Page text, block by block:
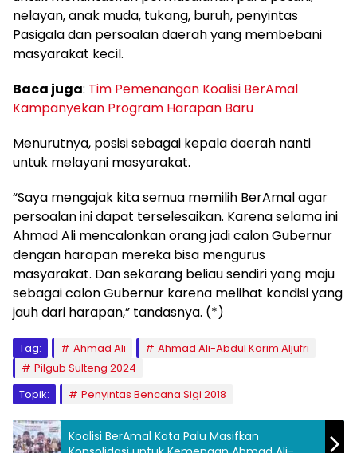
nelayan, anak muda, tukang, buruh, penyintas
Pasigala dan persoalan daerah yang membebani
masyarakat kecil.
Baca juga: Tim Pemenangan Koalisi BerAmal
Kampanyekan Program Harapan Baru
Menurutnya, posisi sebagai kepala daerah nanti
untuk melayani masyarakat.
“Saya mengajak kita semua memilih BerAmal agar
persoalan ini dapat terselesaikan. Karena selama ini
Ahmad Ali mencalonkan orang jadi calon Gubernur
dengan harapan mereka bisa mengurus
masyarakat. Dan sekarang beliau sendiri yang maju
sebagai calon Gubernur karena melihat kondisi yang
jauh dari harapan,” tandasnya. (*)
Tag: Ahmad Ali
Ahmad Ali-Abdul Karim Aljufri
Pilgub Sulteng 2024
Topik:
Penyintas Bencana Sigi 2018
Koalisi BerAmal Kota Palu Masifkan